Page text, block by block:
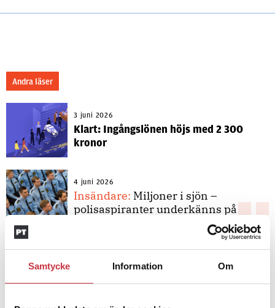
Samtycke Information Om
Andra läser
3 juni 2026
Klart: Ingångslönen höjs med 2 300
kronor
4 juni 2026
Insändare: Miljoner i sjön –
polisaspiranter underkänns på
Jens Mårtensson:Snart 20 år i tjänst